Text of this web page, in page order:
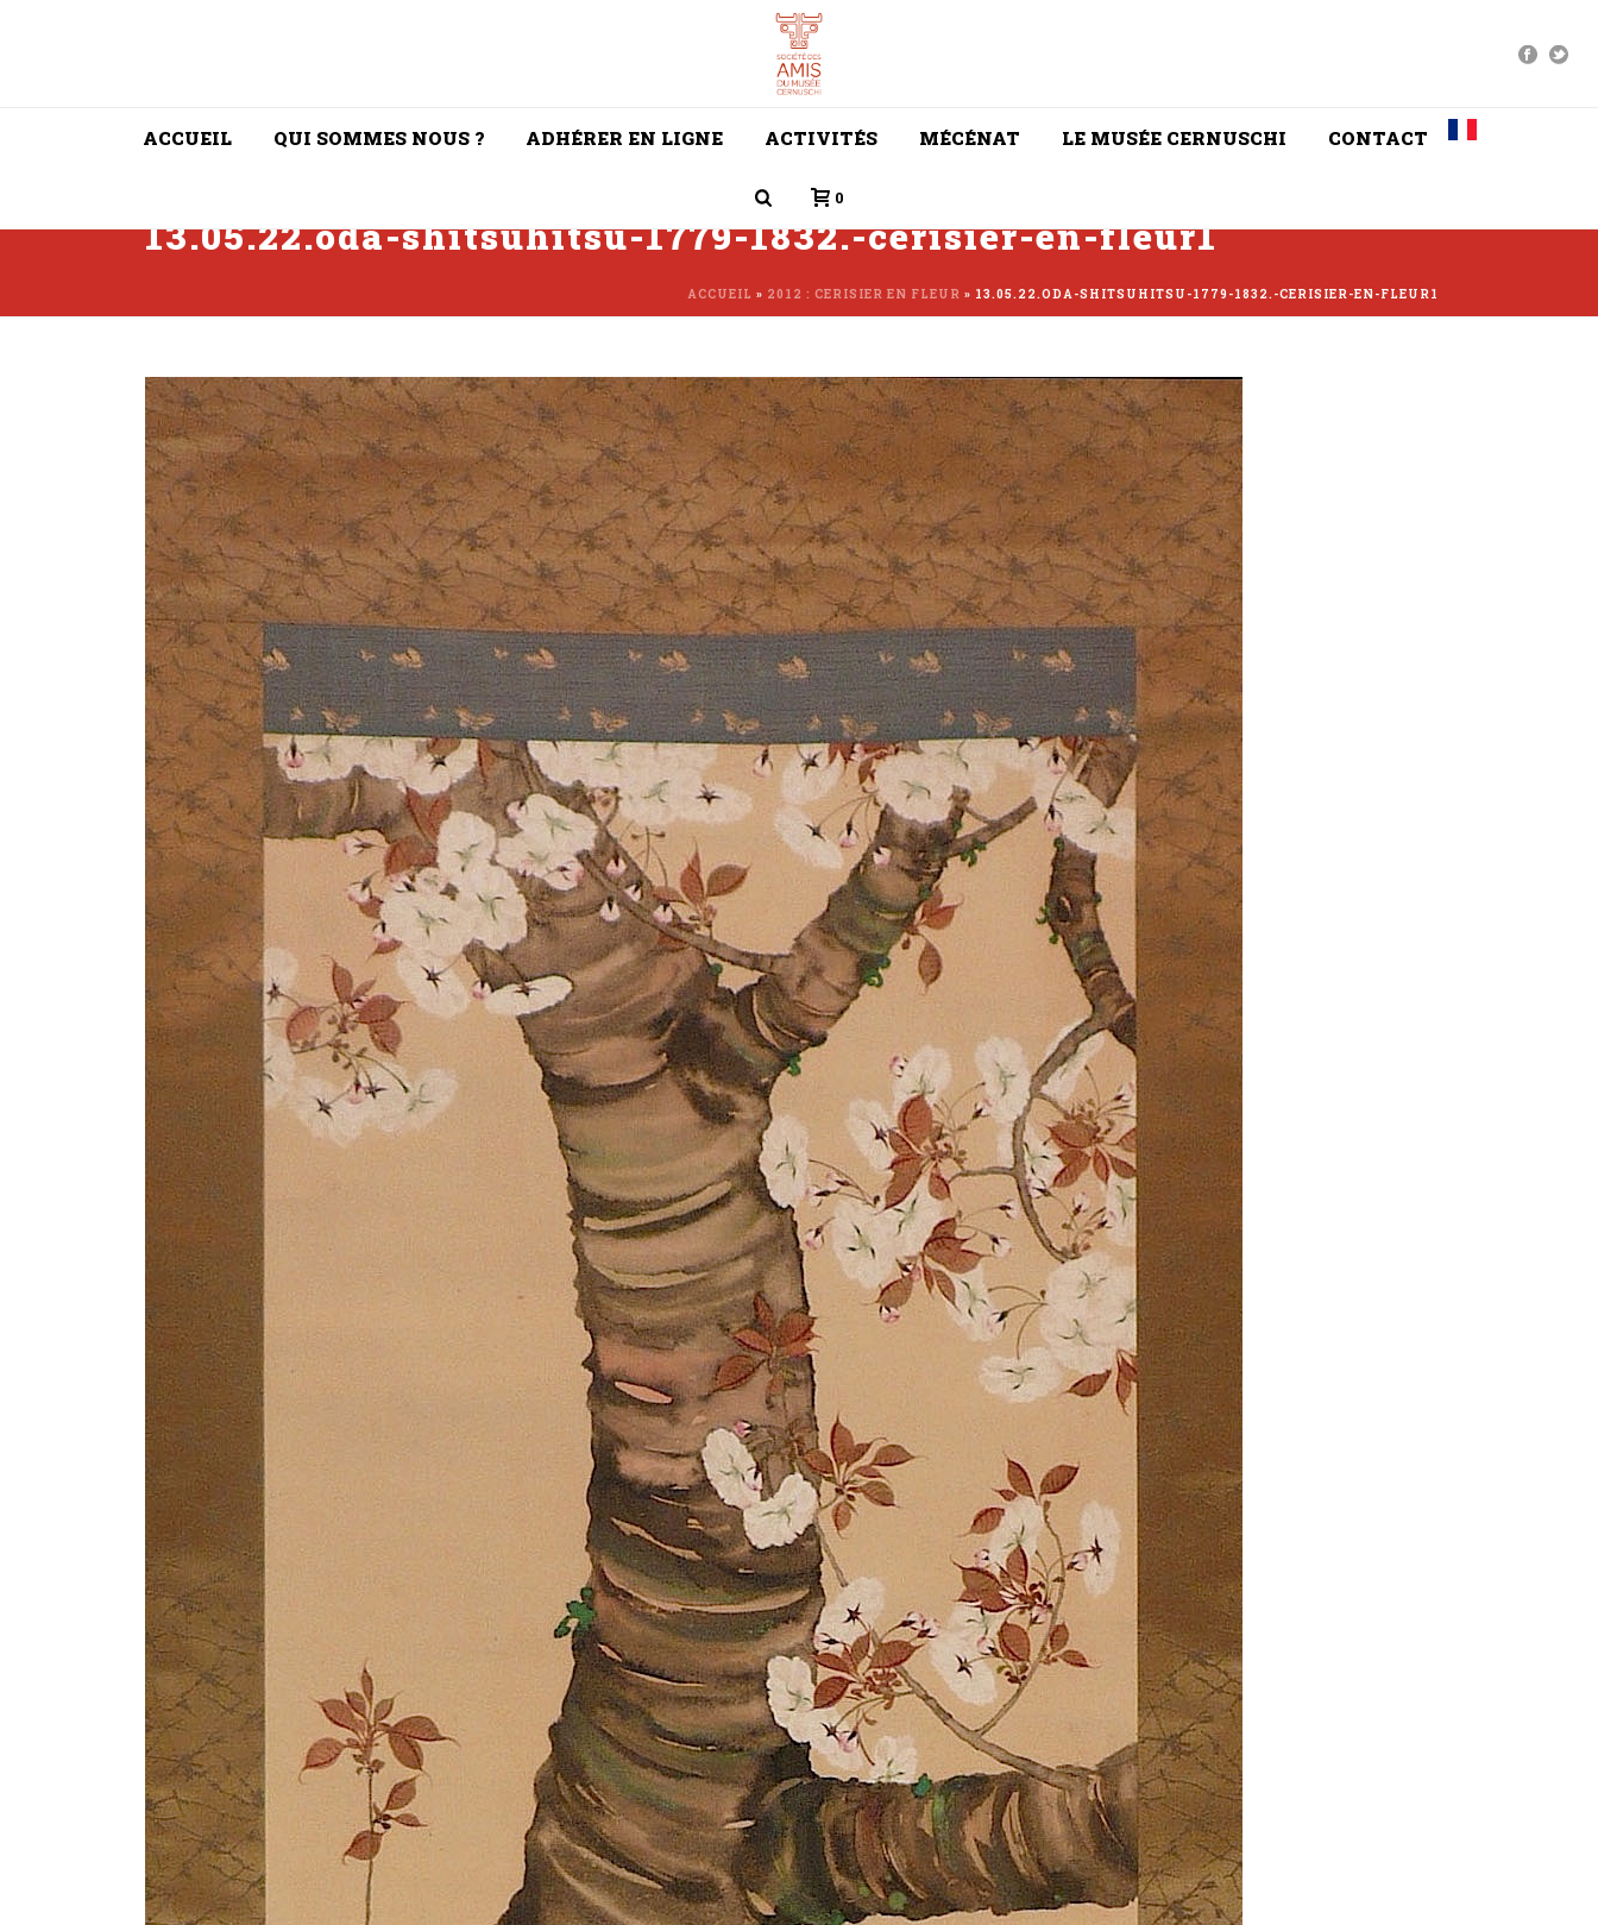
ACCUEIL QUI SOMMES NOUS ? ADHÉRER EN LIGNE ACTIVITÉS MÉCÉNAT LE MUSÉE CERNUSCHI CONTACT
0
13.05.22.oda-shitsuhitsu-1779-1832.-cerisier-en-fleur1
ACCUEIL » 2012 : CERISIER EN FLEUR » 13.05.22.ODA-SHITSUHITSU-1779-1832.-CERISIER-EN-FLEUR1